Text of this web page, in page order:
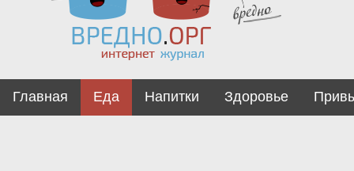
Главная Еда Напитки Здоровье